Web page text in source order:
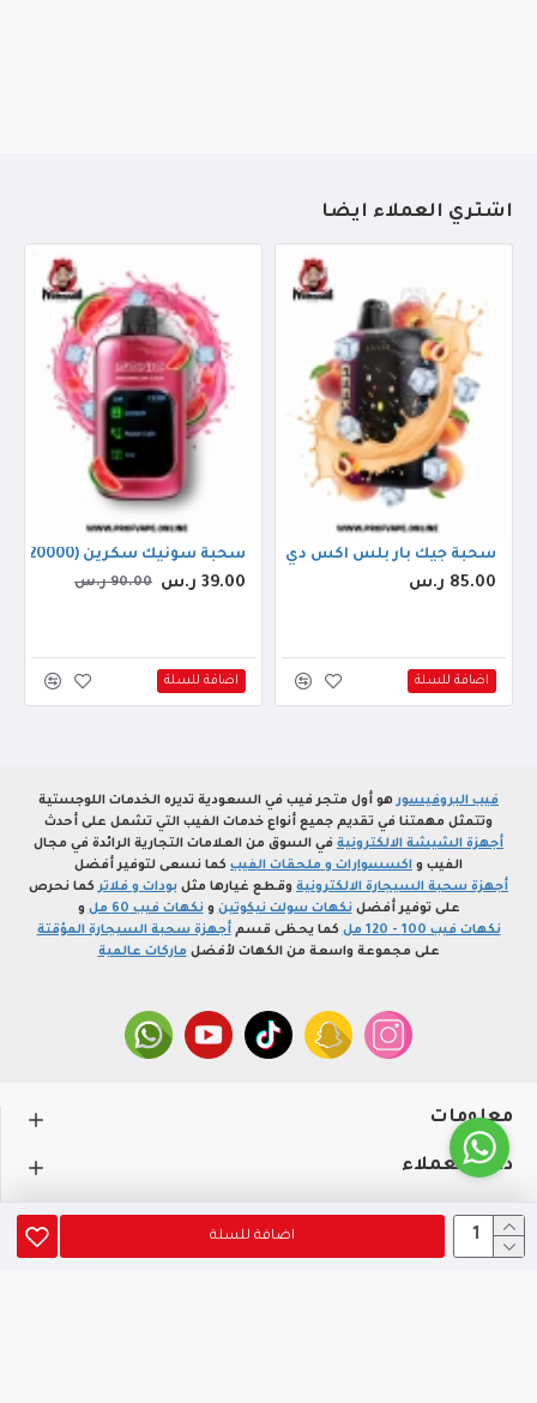
اضافة للسلة
أشتري العملاء أيضاً
سحبة جيك بار بلس اكس دي تي ال الجاهزة (42000 سحبة) خوخ ايس
85.00 ر.س
اضافة للسلة
سحبة سونيك سكرين (20000 سحبة) بطيخ سلاش
39.00 ر.س 90.00 ر.س
اضافة للسلة
فيب البروفيسورهو أول متجر فيب في السعودية تديره الخدمات اللوجستية
وتتمثل مهمتنا في تقديم جميع أنواع خدمات الفيب التي تشمل على أحدث
أجهزة الشيشة الالكترونية في السوق من العلامات التجارية الرائدة في مجال
الفيب و اكسسوارات و ملحقات الفيب كما نسعى لتوفير أفضل
أجهزة سحبة السيجارة الالكترونية وقطع غيارها مثل بودات و فلاتركما نحرص
على توفير أفضلنكهات سولت نيكوتين ونكهات فيب 60 مل
و
نكهات فيب 100 - 120 مل
كما يحظى قسمأجهزة سحبة السيجارة المؤقتة
على مجموعة واسعة من الكهات لأفضل ماركات عالمية
معلومات
دعم العملاء
حســـابي